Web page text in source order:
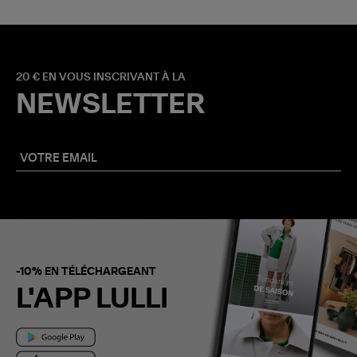
20 € EN VOUS INSCRIVANT À LA
NEWSLETTER
-10% EN TÉLÉCHARGEANT
L'APP LULLI